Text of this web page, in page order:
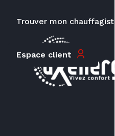
Trouver mon chauffagiste
Espace client